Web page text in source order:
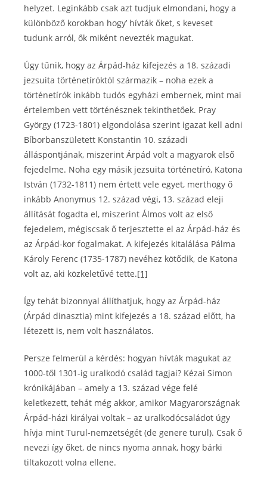
helyzet. Leginkább csak azt tudjuk elmondani, hogy a
különböző korokban hogy’ hívták őket, s keveset
tudunk arról, ők miként nevezték magukat.
Úgy tűnik, hogy az Árpád-ház kifejezés a 18. századi
jezsuita történetíróktól származik – noha ezek a
történetírók inkább tudós egyházi embernek, mint mai
értelemben vett történésznek tekinthetőek. Pray
György (1723-1801) elgondolása szerint igazat kell adni
Bíborbanszületett Konstantin 10. századi
álláspontjának, miszerint Árpád volt a magyarok első
fejedelme. Noha egy másik jezsuita történetíró, Katona
István (1732-1811) nem értett vele egyet, merthogy ő
inkább Anonymus 12. század végi, 13. század eleji
állítását fogadta el, miszerint Álmos volt az első
fejedelem, mégiscsak ő terjesztette el az Árpád-ház és
az Árpád-kor fogalmakat. A kifejezés kitalálása Pálma
Károly Ferenc (1735-1787) nevéhez kötődik, de Katona
volt az, aki közkeletűvé tette.[1]
Így tehát bizonnyal állíthatjuk, hogy az Árpád-ház
(Árpád dinasztia) mint kifejezés a 18. század előtt, ha
létezett is, nem volt használatos.
Persze felmerül a kérdés: hogyan hívták magukat az
1000-től 1301-ig uralkodó család tagjai? Kézai Simon
krónikájában – amely a 13. század vége felé
keletkezett, tehát még akkor, amikor Magyarországnak
Árpád-házi királyai voltak – az uralkodócsaládot úgy
hívja mint Turul-nemzetségét (de genere turul). Csak ő
nevezi így őket, de nincs nyoma annak, hogy bárki
tiltakozott volna ellene.